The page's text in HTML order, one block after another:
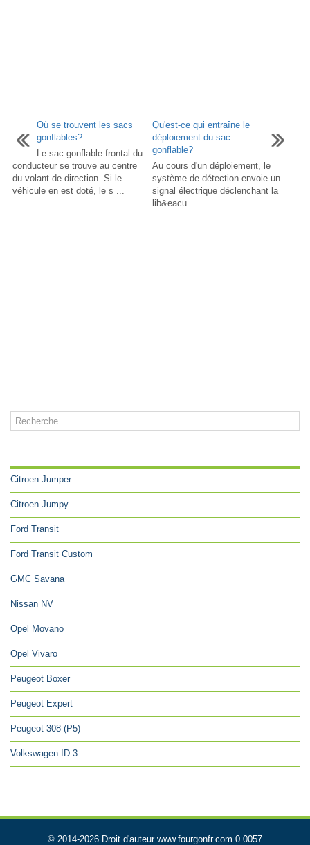
Où se trouvent les sacs
gonflables?
Le sac gonflable frontal du
conducteur se trouve au centre
du volant de direction. Si le
véhicule en est doté, le s ...
Qu'est-ce qui entraîne le
déploiement du sac
gonflable?
Au cours d'un déploiement, le
système de détection envoie un
signal électrique déclenchant la
lib&eacu ...
Citroen Jumper
Citroen Jumpy
Ford Transit
Ford Transit Custom
GMC Savana
Nissan NV
Opel Movano
Opel Vivaro
Peugeot Boxer
Peugeot Expert
Peugeot 308 (P5)
Volkswagen ID.3
© 2014-2026 Droit d'auteur www.fourgonfr.com 0.0057